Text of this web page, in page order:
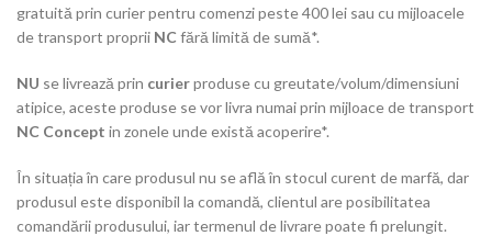
gratuită prin curier pentru comenzi peste 400 lei sau cu mijloacele
de transport proprii NC fără limită de sumă*.
NU se livrează prin curierproduse cu greutate/volum/dimensiuni
atipice, aceste produse se vor livra numai prin mijloace de transport
NC Concept in zonele unde există acoperire*.
În situația în care produsul nu se află în stocul curent de marfă, dar
produsul este disponibil la comandă, clientul are posibilitatea
comandării produsului, iar termenul de livrare poate fi prelungit.